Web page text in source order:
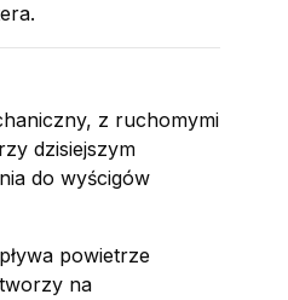
z ruchomymi
dzisiejszym
do wyścigów
powietrze
na